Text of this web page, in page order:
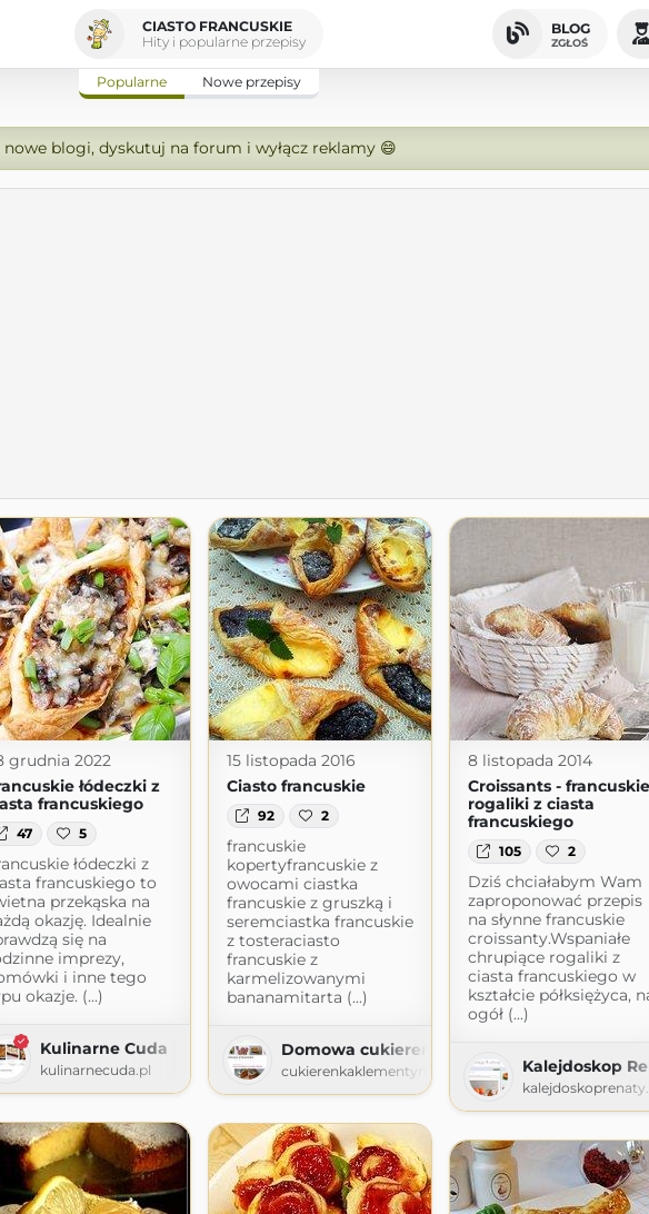
CIASTO FRANCUSKIE
Hity i popularne przepisy
BLOG
ZGŁOŚ
Popularne Nowe przepisy
blogi, dyskutuj na forum i wyłącz reklamy 😄
grudnia 2022
łódeczki z
francuskiego
47 5
łódeczki z
francuskiego to
przekąska na
okazję. Idealnie
się na
imprezy,
i inne tego
okazje. (...)
Kulinarne Cuda
kulinarnecuda.pl
15 listopada 2016
Ciasto francuskie
92 2
francuskie
kopertyfrancuskie z
owocami ciastka
francuskie z gruszką i
seremciastka francuskie
z tosteraciasto
francuskie z
karmelizowanymi
bananamitarta (...)
Domowa cukierenka
cukierenkaklementynki.blogspot.com
8 listopada 2014
Croissants - francuskie
rogaliki z ciasta
francuskiego
105 2
Dziś chciałabym Wam
zaproponować przepis
na słynne francuskie
croissanty.Wspaniałe
chrupiące rogaliki z
ciasta francuskiego w
kształcie półksiężyca,
ogół (...)
Kalejdoskop